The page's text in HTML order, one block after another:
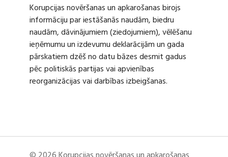
Korupcijas novēršanas un apkarošanas birojs
informāciju par iestāšanās naudām, biedru
naudām, dāvinājumiem (ziedojumiem), vēlēšanu
ieņēmumu un izdevumu deklarācijām un gada
pārskatiem dzēš no datu bāzes desmit gadus
pēc politiskās partijas vai apvienības
reorganizācijas vai darbības izbeigšanas.